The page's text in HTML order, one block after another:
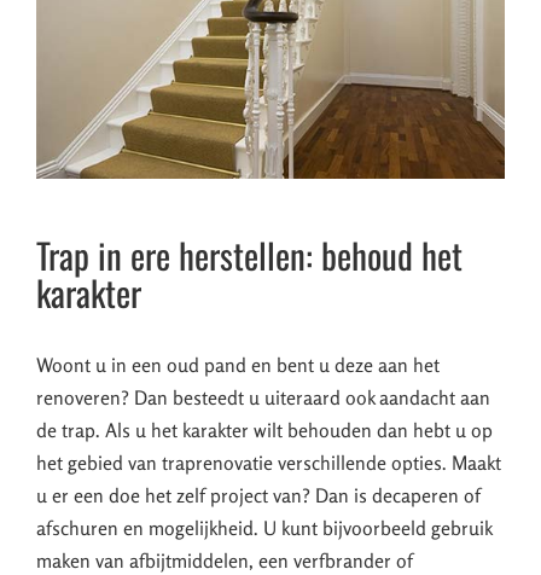
Trap in ere herstellen: behoud het
karakter
Woont u in een oud pand en bent u deze aan het
renoveren? Dan besteedt u uiteraard ook aandacht aan
de trap. Als u het karakter wilt behouden dan hebt u op
het gebied van traprenovatie verschillende opties. Maakt
u er een doe het zelf project van? Dan is decaperen of
afschuren en mogelijkheid. U kunt bijvoorbeeld gebruik
maken van afbijtmiddelen, een verfbrander of